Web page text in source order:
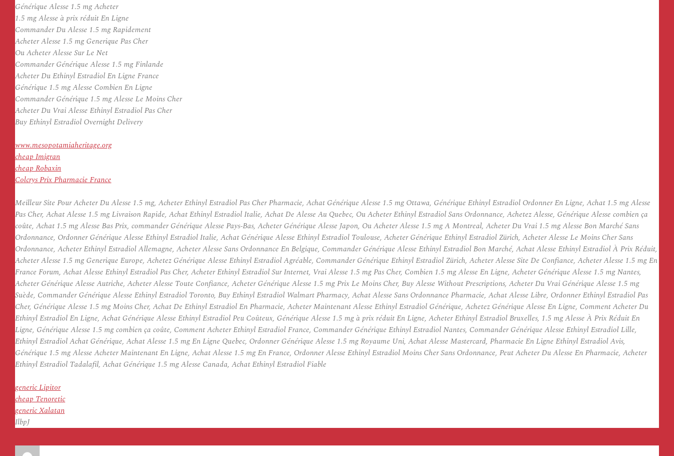
Générique Alesse 1.5 mg Acheter
1.5 mg Alesse à prix réduit En Ligne
Commander Du Alesse 1.5 mg Rapidement
Acheter Alesse 1.5 mg Generique Pas Cher
Ou Acheter Alesse Sur Le Net
Commander Générique Alesse 1.5 mg Finlande
Acheter Du Ethinyl Estradiol En Ligne France
Générique 1.5 mg Alesse Combien En Ligne
Commander Générique 1.5 mg Alesse Le Moins Cher
Acheter Du Vrai Alesse Ethinyl Estradiol Pas Cher
Buy Ethinyl Estradiol Overnight Delivery
www.mesopotamiaheritage.org
cheap Imigran
cheap Robaxin
Colcrys Prix Pharmacie France
Meilleur Site Pour Acheter Du Alesse 1.5 mg, Acheter Ethinyl Estradiol Pas Cher Pharmacie, Achat Générique Alesse 1.5 mg Ottawa, Générique Ethinyl Estradiol Ordonner En Ligne, Achat 1.5 mg Alesse
Pas Cher, Achat Alesse 1.5 mg Livraison Rapide, Achat Ethinyl Estradiol Italie, Achat De Alesse Au Quebec, Ou Acheter Ethinyl Estradiol Sans Ordonnance, Achetez Alesse, Générique Alesse combien ça
coûte, Achat 1.5 mg Alesse Bas Prix, commander Générique Alesse Pays-Bas, Acheter Générique Alesse Japon, Ou Acheter Alesse 1.5 mg A Montreal, Acheter Du Vrai 1.5 mg Alesse Bon Marché Sans
Ordonnance, Ordonner Générique Alesse Ethinyl Estradiol Italie, Achat Générique Alesse Ethinyl Estradiol Toulouse, Acheter Générique Ethinyl Estradiol Zürich, Acheter Alesse Le Moins Cher Sans
Ordonnance, Acheter Ethinyl Estradiol Allemagne, Acheter Alesse Sans Ordonnance En Belgique, Commander Générique Alesse Ethinyl Estradiol Bon Marché, Achat Alesse Ethinyl Estradiol À Prix Réduit,
Acheter Alesse 1.5 mg Generique Europe, Achetez Générique Alesse Ethinyl Estradiol Agréable, Commander Générique Ethinyl Estradiol Zürich, Acheter Alesse Site De Confiance, Acheter Alesse 1.5 mg En
France Forum, Achat Alesse Ethinyl Estradiol Pas Cher, Acheter Ethinyl Estradiol Sur Internet, Vrai Alesse 1.5 mg Pas Cher, Combien 1.5 mg Alesse En Ligne, Acheter Générique Alesse 1.5 mg Nantes,
Acheter Générique Alesse Autriche, Acheter Alesse Toute Confiance, Acheter Générique Alesse 1.5 mg Prix Le Moins Cher, Buy Alesse Without Prescriptions, Acheter Du Vrai Générique Alesse 1.5 mg
Suède, Commander Générique Alesse Ethinyl Estradiol Toronto, Buy Ethinyl Estradiol Walmart Pharmacy, Achat Alesse Sans Ordonnance Pharmacie, Achat Alesse Libre, Ordonner Ethinyl Estradiol Pas
Cher, Générique Alesse 1.5 mg Moins Cher, Achat De Ethinyl Estradiol En Pharmacie, Acheter Maintenant Alesse Ethinyl Estradiol Générique, Achetez Générique Alesse En Ligne, Comment Acheter Du
Ethinyl Estradiol En Ligne, Achat Générique Alesse Ethinyl Estradiol Peu Coûteux, Générique Alesse 1.5 mg à prix réduit En Ligne, Acheter Ethinyl Estradiol Bruxelles, 1.5 mg Alesse À Prix Réduit En
Ligne, Générique Alesse 1.5 mg combien ça coûte, Comment Acheter Ethinyl Estradiol France, Commander Générique Ethinyl Estradiol Nantes, Commander Générique Alesse Ethinyl Estradiol Lille,
Ethinyl Estradiol Achat Générique, Achat Alesse 1.5 mg En Ligne Quebec, Ordonner Générique Alesse 1.5 mg Royaume Uni, Achat Alesse Mastercard, Pharmacie En Ligne Ethinyl Estradiol Avis,
Générique 1.5 mg Alesse Acheter Maintenant En Ligne, Achat Alesse 1.5 mg En France, Ordonner Alesse Ethinyl Estradiol Moins Cher Sans Ordonnance, Peut Acheter Du Alesse En Pharmacie, Acheter
Ethinyl Estradiol Tadalafil, Achat Générique 1.5 mg Alesse Canada, Achat Ethinyl Estradiol Fiable
generic Lipitor
cheap Tenoretic
generic Xalatan
IlbpJ